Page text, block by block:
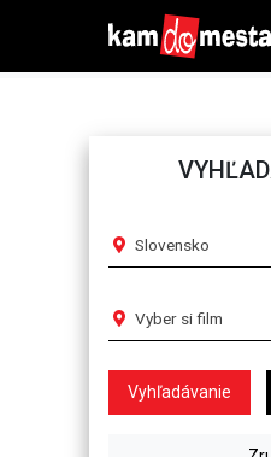
Slovensko
Vyber si film